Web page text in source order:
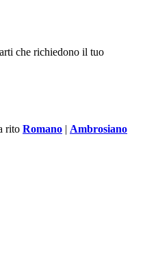
che richiedono il tuo
rito Romano | Ambrosiano